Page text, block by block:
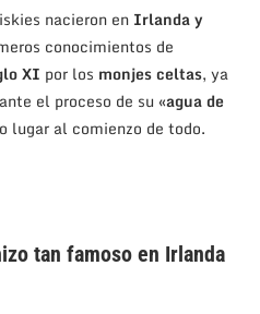
nacieron en Irlanda y
conocimientos de
XI por los monjes celtas, ya
el proceso de su «agua de
lugar al comienzo de todo.
tan famoso en Irlanda